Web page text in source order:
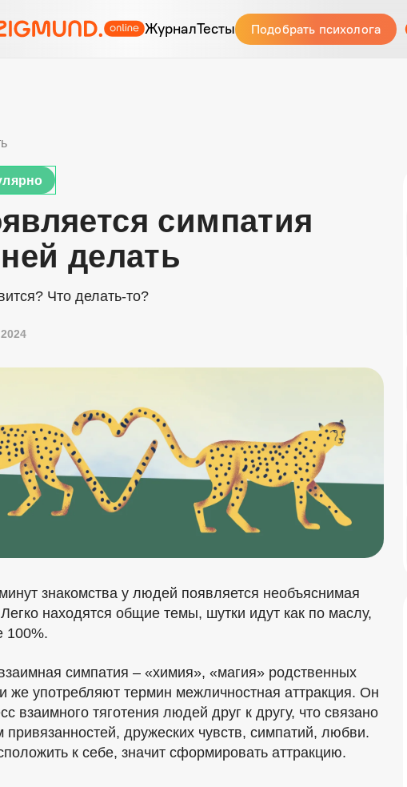
ЖурналТесты Подобрать психолога
симпатия
делать
Что делать-то?
знакомства у людей появляется необъяснимая
Легко находятся общие темы, шутки идут как по маслу,
100%.
симпатия – «химия», «магия» родственных
же употребляют термин межличностная аттракция. Он
взаимного тяготения людей друг к другу, что связано
дружеских чувств, симпатий, любви.
к себе, значит сформировать аттракцию.